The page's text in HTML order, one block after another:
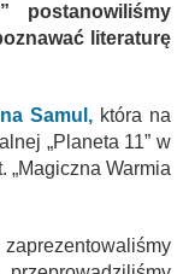
postanowiliśmy
literaturę
Samul,która na
„Planeta 11” w
Warmia